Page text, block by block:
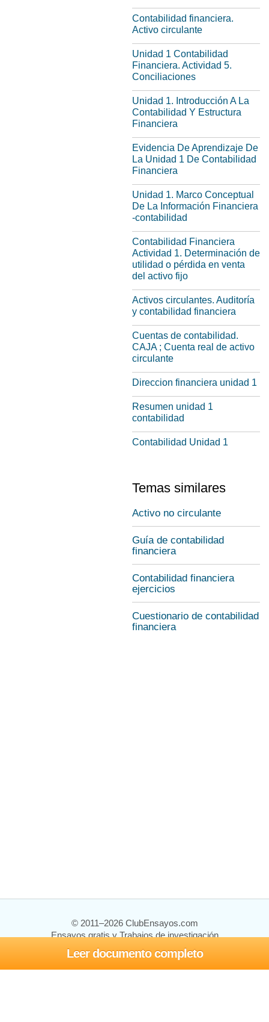
Leer documento completo
Contabilidad financiera.
Activo circulante
Unidad 1 Contabilidad
Financiera. Actividad 5.
Conciliaciones
Unidad 1. Introducción A La
Contabilidad Y Estructura
Financiera
Evidencia De Aprendizaje De
La Unidad 1 De Contabilidad
Financiera
Unidad 1. Marco Conceptual
De La Información Financiera
-contabilidad
Contabilidad Financiera
Actividad 1. Determinación de
utilidad o pérdida en venta
del activo fijo
Activos circulantes. Auditoría
y contabilidad financiera
Cuentas de contabilidad.
CAJA ; Cuenta real de activo
circulante
Direccion financiera unidad 1
Resumen unidad 1
contabilidad
Contabilidad Unidad 1
Temas similares
Activo no circulante
Guía de contabilidad
financiera
Contabilidad financiera
ejercicios
Cuestionario de contabilidad
financiera
© 2011–2026 ClubEnsayos.com
Ensayos gratis y Trabajos de investigación